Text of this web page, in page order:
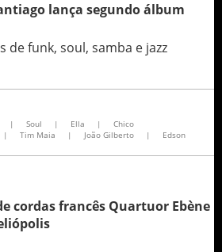
lança segundo álbum
de funk, soul, samba e jazz
| Soul | Ella |
Chico
| Tim Maia | João Gilberto |
Edson
cordas francês Quartuor Ebène